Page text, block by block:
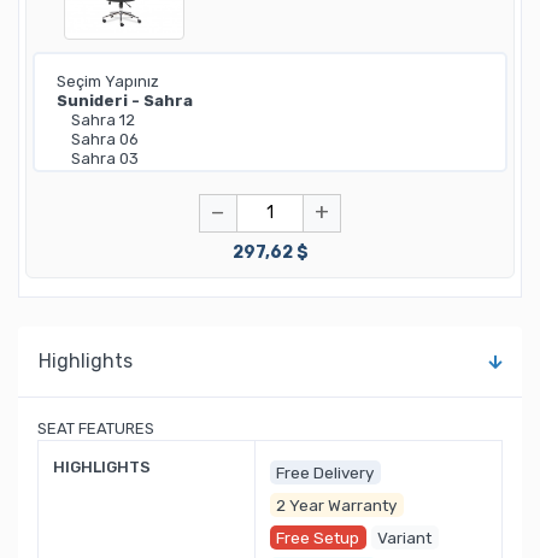
− +
297,62 $
Highlights
SEAT FEATURES
HIGHLIGHTS
Free Delivery
2 Year Warranty
Free Setup
Variant